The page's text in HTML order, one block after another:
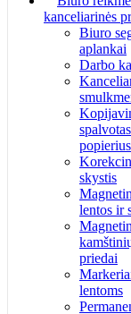
kanceliarinės
Biuro
aplankai
Darbo
popierius
skystis
lentos ir
priedai
lentoms